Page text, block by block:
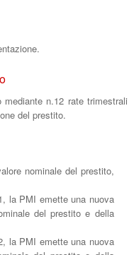
n.12 rate trimestrali
del prestito.
nominale del prestito,
la PMI emette una nuova
del prestito e della
la PMI emette una nuova